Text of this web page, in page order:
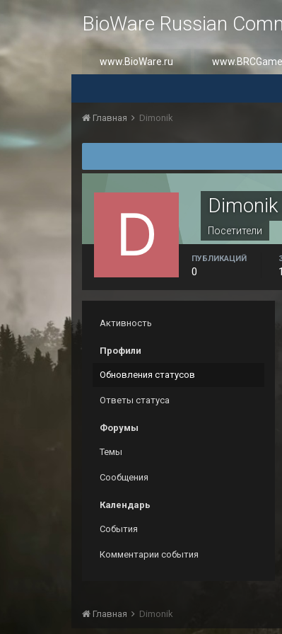
BioWare Russian
www.BioWare.ru
Главная Dimonik
Dimonik
Посетители
ПУБЛИКАЦИЙ
0
Активность
Профили
Обновления статусов
Ответы статуса
Форумы
Темы
Сообщения
Календарь
События
Комментарии события
Главная Dimonik